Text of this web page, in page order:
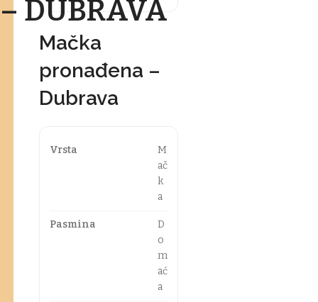
– DUBRAVA
Mačka
pronađena –
Dubrava
Vrsta
M
ač
k
a
Pasmina
D
o
m
ać
a